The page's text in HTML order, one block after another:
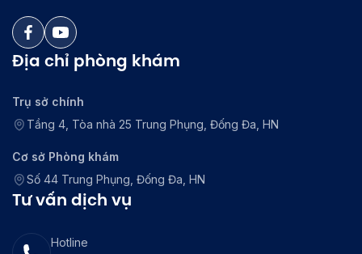
Địa chỉ phòng khám
Trụ sở chính
Tầng 4, Tòa nhà 25 Trung Phụng, Đống Đa, HN
Cơ sở Phòng khám
Số 44 Trung Phụng, Đống Đa, HN
Tư vấn dịch vụ
Hotline